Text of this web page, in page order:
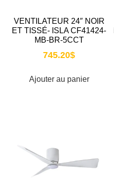
VENTILATEUR 24″ NOIR
ET TISSÉ- ISLA CF41424-
MB-BR-5CCT
745.20$
Ajouter au panier